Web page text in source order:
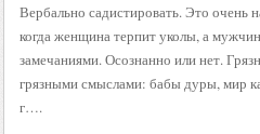
Вербально садистировать. Это очень
когда женщина терпит уколы, а
замечаниями. Осознанно или нет.
грязными смыслами: бабы дуры, мир
г….